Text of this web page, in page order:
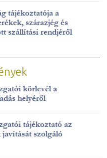
tájékoztatója a
szárazjég és
szállítási rendjéről
körlevél a
helyéről
tájékoztató az
javítását szolgáló